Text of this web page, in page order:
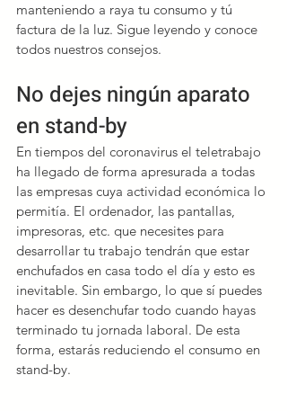
manteniendo a raya tu consumo y tú
factura de la luz. Sigue leyendo y conoce
todos nuestros consejos.
No dejes ningún aparato
en stand-by
En tiempos del coronavirus el teletrabajo
ha llegado de forma apresurada a todas
las empresas cuya actividad económica lo
permitía. El ordenador, las pantallas,
impresoras, etc. que necesites para
desarrollar tu trabajo tendrán que estar
enchufados en casa todo el día y esto es
inevitable. Sin embargo, lo que sí puedes
hacer es desenchufar todo cuando hayas
terminado tu jornada laboral. De esta
forma, estarás reduciendo el consumo en
stand-by.